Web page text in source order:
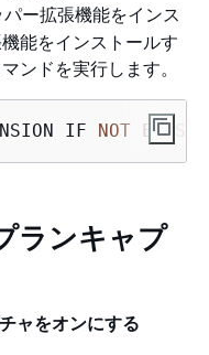
ー拡張機能をインス
能をインストールす
ンドを実行します。
IF NOT EXISTS
ランキャプ
ャをオンにする